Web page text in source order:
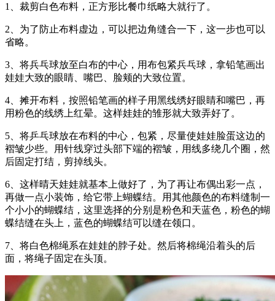
1、裁剪白色布料，正方形比餐巾纸略大就行了。
2、为了防止布料虚边，可以把边角缝合一下，这一步也可以
省略。
3、将兵乓球放至白布的中心，用布包紧兵乓球，拿铅笔画出
娃娃大致的眼睛、嘴巴、脸颊的大致位置。
4、摊开布料，按照铅笔画的样子用黑线绣好眼睛和嘴巴，再
用粉色的线绣上红晕。这样娃娃的雏形就大致弄好了。
5、将乒乓球放在布料的中心，包紧，尽量使娃娃脸蛋这边的
褶皱少些。用针线穿过头部下端的褶皱，用线多绕几个圈，然
后固定打结，剪掉线头。
6、这样晴天娃娃就基本上做好了，为了再让布偶出彩一点，
再做一点小装饰，给它带上蝴蝶结。用其他颜色的布料缝制一
个小小的蝴蝶结，这里选择的分别是粉色和天蓝色，粉色的蝴
蝶结缝在头上，蓝色的蝴蝶结可以缝在领口。
7、将白色棉绳系在娃娃的脖子处。然后将棉绳沿着头的后
面，将绳子固定在头顶。